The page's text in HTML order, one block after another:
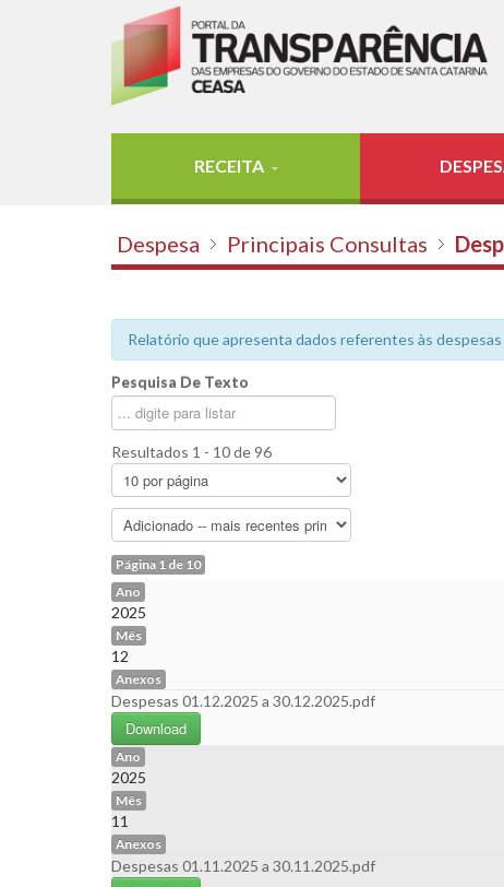
RECEITA
Despesa Principais Consultas
Relatório que apresenta dados referentes às despesas
Pesquisa De Texto
Resultados 1 - 10 de 96
Página 1 de 10
Ano
2025
Mês
12
Anexos
Despesas 01.12.2025 a 30.12.2025.pdf
Download
Ano
2025
Mês
11
Anexos
Despesas 01.11.2025 a 30.11.2025.pdf